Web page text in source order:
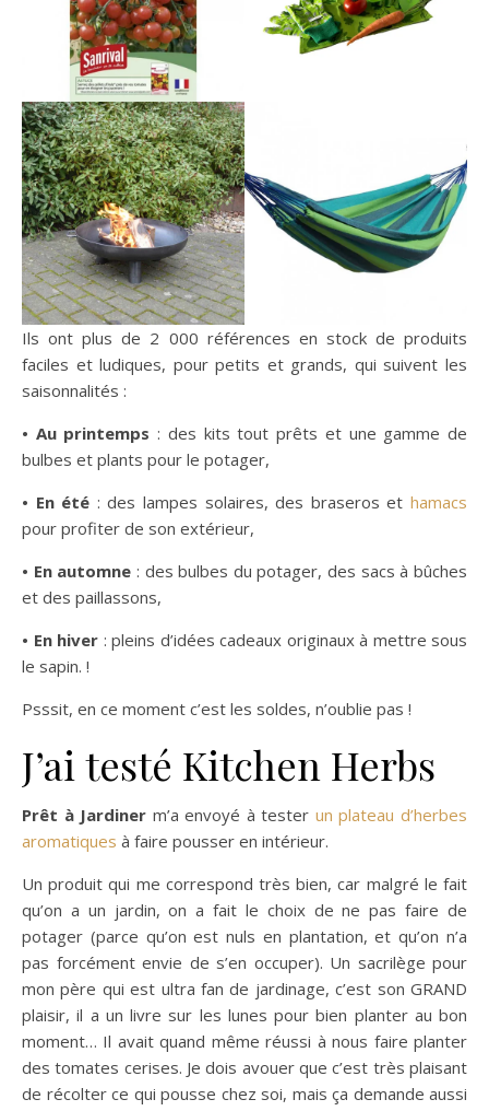
Ils ont plus de 2 000 références en stock de produits
faciles et ludiques, pour petits et grands, qui suivent les
saisonnalités :
• Au printemps : des kits tout prêts et une gamme de
bulbes et plants pour le potager,
• En été : des lampes solaires, des braseros ethamacs
pour profiter de son extérieur,
• En automne : des bulbes du potager, des sacs à bûches
et des paillassons,
• En hiver : pleins d’idées cadeaux originaux à mettre sous
le sapin. !
Psssit, en ce moment c’est les soldes, n’oublie pas !
J’ai testé Kitchen Herbs
Prêt à Jardiner m’a envoyé à tester un plateau d’herbes
aromatiques à faire pousser en intérieur.
Un produit qui me correspond très bien, car malgré le fait
qu’on a un jardin, on a fait le choix de ne pas faire de
potager (parce qu’on est nuls en plantation, et qu’on n’a
pas forcément envie de s’en occuper). Un sacrilège pour
mon père qui est ultra fan de jardinage, c’est son GRAND
plaisir, il a un livre sur les lunes pour bien planter au bon
moment… Il avait quand même réussi à nous faire planter
des tomates cerises. Je dois avouer que c’est très plaisant
de récolter ce qui pousse chez soi, mais ça demande aussi